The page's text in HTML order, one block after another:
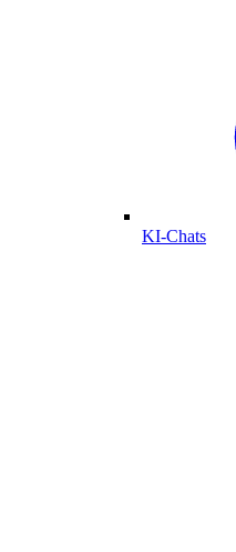
KI-Chats